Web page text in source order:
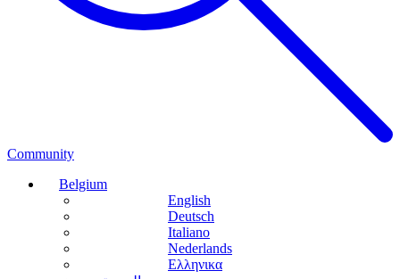
Community
Belgium
English
Deutsch
Italiano
Nederlands
Ελληνικα